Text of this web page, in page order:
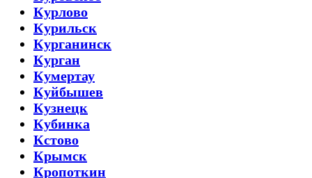
Курлово
Курильск
Курганинск
Курган
Кумертау
Куйбышев
Кузнецк
Кубинка
Кстово
Крымск
Кропоткин